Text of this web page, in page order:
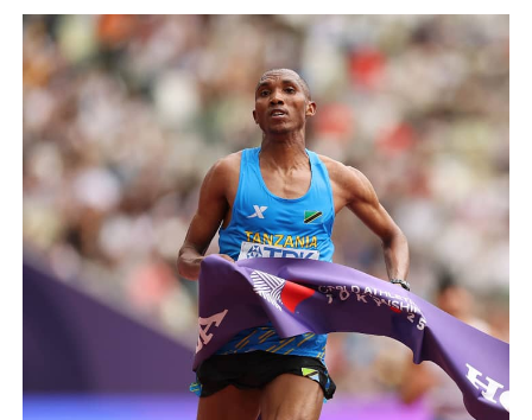
WACHIMBAJI WADOGO NAMUNGO WAOMBA
DARAJA LA BILIONI 1.2 KUONDOA KERO YA USAFIRI
WAZIRI NANAUKA AIPONGEZA TARURA KWA MPANGO
FURSA ZA BIASHARA ZA MABILIONI KATIKA MIGODI
EWURA KANDA YA KATI YATOA WITO KUHUSU LESENI
Rais Dkt. Samia Afungua Rasmi Miundombinu ya BRT
KIELELEZO KIPYA CHA VIWANGO VYA FAIDA VYA